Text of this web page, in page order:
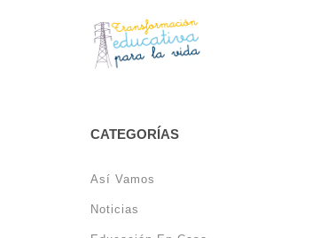
CATEGORÍAS
Así Vamos
Noticias